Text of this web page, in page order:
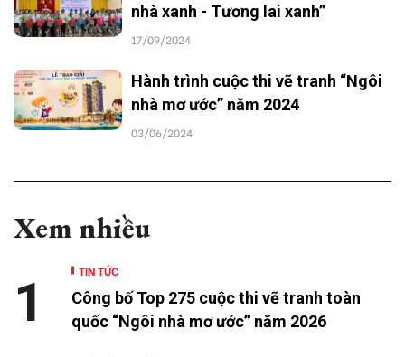
nhà xanh - Tương lai xanh”
17/09/2024
Hành trình cuộc thi vẽ tranh “Ngôi
nhà mơ ước” năm 2024
03/06/2024
Xem nhiều
TIN TỨC
Công bố Top 275 cuộc thi vẽ tranh toàn
quốc “Ngôi nhà mơ ước” năm 2026
1